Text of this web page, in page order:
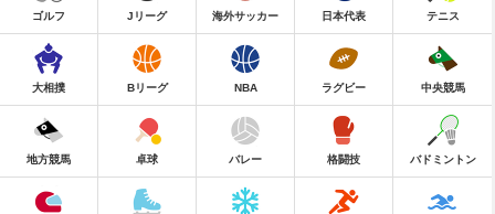
ゴルフ Jリーグ 海外サッカー 日本代表 テニス
大相撲 Bリーグ NBA ラグビー 中央競馬
地方競馬 卓球 バレー 格闘技 バドミントン